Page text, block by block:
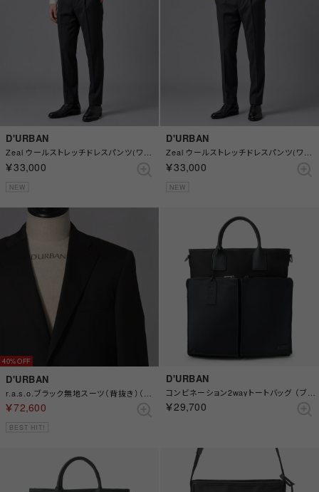
D'URBAN
Zeal ウールストレッチドレスパンツ(ワンタック) （チャコール）
￥33,000
NEW
D'URBAN
Zeal ウールストレッチドレスパンツ(ワンタック) （グレー）
￥33,000
NEW
40%
D'URBAN
￥72,600
BEST HIT!
D'URBAN
￥29,700